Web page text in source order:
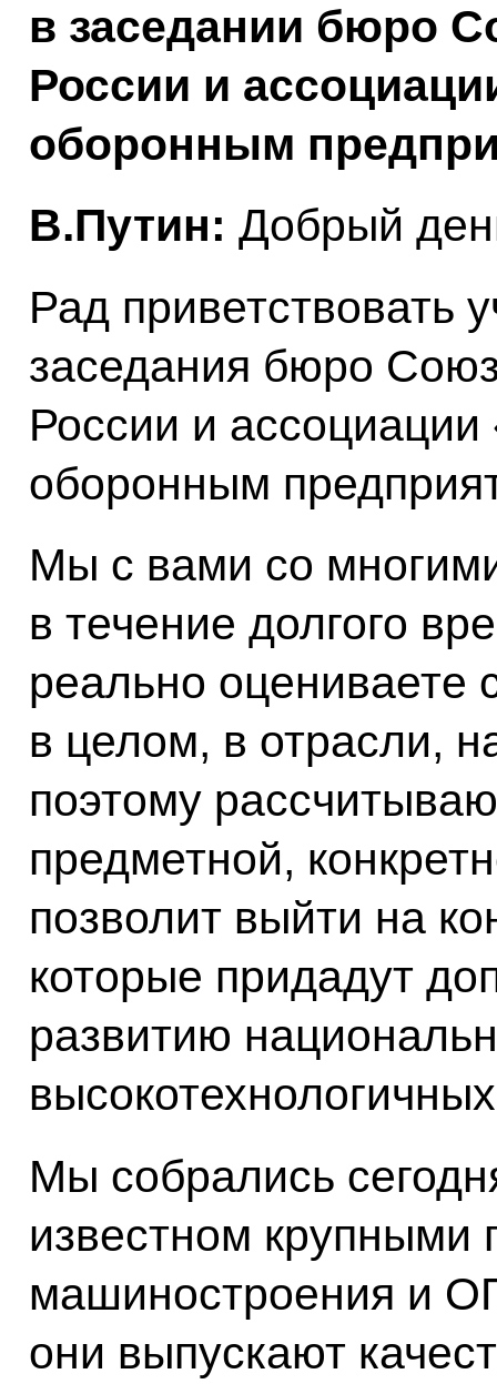
в заседании бюро
России и
оборонным
В.Путин: Добрый
Рад приветствовать
заседания бюро
России и ассоциации
оборонным
Мы с вами со
в течение долгого
реально оцениваете
в целом, в отрасли,
поэтому
предметной,
позволит выйти на
которые придадут
развитию
Мы собрались
известном крупными
машиностроения и
они выпускают